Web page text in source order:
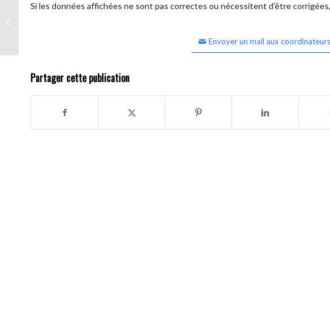
Si les données affichées ne sont pas correctes ou nécessitent d'être
Envoyer un mail aux
Partager cette publication